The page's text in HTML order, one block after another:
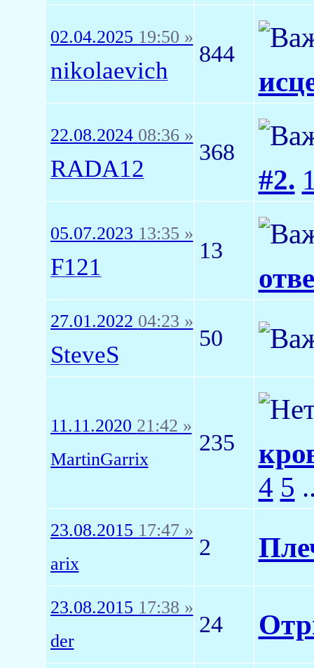
02.04.2025 19:50 »
nikolaevich
844
22.08.2024 08:36 »
RADA12
368
#2.
05.07.2023 13:35 »
F121
13
27.01.2022 04:23 »
SteveS
50
11.11.2020 21:42 »
MartinGarrix
235
4 5
23.08.2015 17:47 »
arix
2
23.08.2015 17:38 »
der
24